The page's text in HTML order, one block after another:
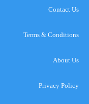
Contact Us
Terms & Conditions
About Us
Privacy Policy